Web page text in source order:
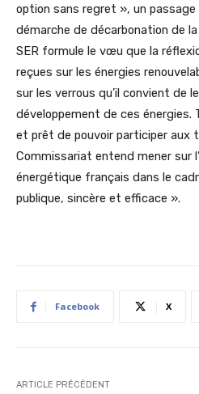
option sans regret », un
démarche de décarbonation de la
SER formule le vœu que la
reçues sur les énergies
sur les verrous qu’il convient de
développement de ces énergies.
et prêt de pouvoir participer aux
Commissariat entend mener sur
énergétique français dans le
publique, sincère et efficace ».
Facebook X
ARTICLE PRÉCÉDENT